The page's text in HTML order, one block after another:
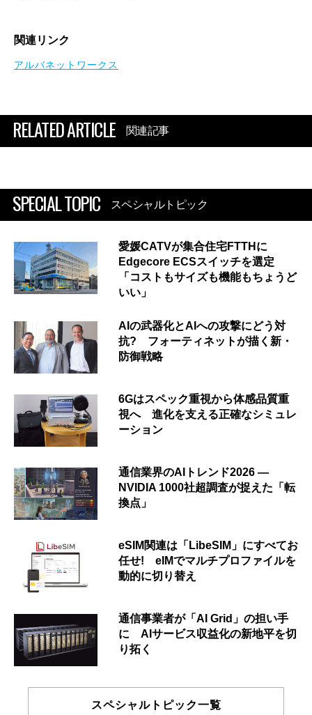
関連リンク
アルバネットワークス
RELATED ARTICLE 関連記事
SPECIAL TOPIC スペシャルトピック
愛媛CATVが集合住宅FTTHに
Edgecore ECSスイッチを選定
「コストもサイズも機能もちょうど
いい」
AIの武器化とAIへの攻撃にどう対
抗? フォーティネットが描く新・
防御戦略
6Gはスペック重視から体感品質重
視へ 進化を支える正確なシミュレ
ーション
通信業界のAIトレンド2026 ―
NVIDIA 1000社超調査が捉えた「転
換点」
eSIM関連は「LibeSIM」にすべてお
任せ! eIMでマルチプロファイルを
動的に切り替え
通信事業者が「AI Grid」の担い手
に AIサービス収益化の新地平を切
り拓く
スペシャルトピック一覧